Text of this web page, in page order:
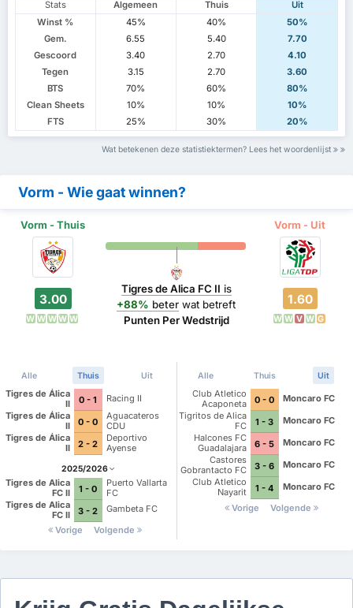
Stats Algemeen Thuis
Uit
Winst %
45% 40%
50%
Gem.
6.55 5.40
7.70
Gescoord
3.40 2.70
4.10
Tegen
3.15 2.70
3.60
BTS
70% 60%
80%
Clean Sheets
10% 10%
10%
FTS
25% 30% 20%
Wat betekenen deze statistiektermen? Lees het woordenlijst
Vorm - Wie gaat winnen?
Vorm - Thuis Vorm - Uit
3.00
W W W W W
Tigres de Alica FC II is
+88% beter wat betreft
Punten Per Wedstrijd
1.60
W W V W G
Alle Thuis Uit
Tigres de Álica
II
0 - 1
Racing II
Tigres de Álica
II
0 - 0
Aguacateros
CDU
Tigres de Álica
II
2 - 2
Deportivo
Ayense
2025/2026
Tigres de Alica
FC II
1 - 0
Puerto Vallarta
FC
Tigres de Alica
FC II
3 - 2
Gambeta FC
Vorige
Volgende
Alle Thuis Uit
Club Atletico
Acaponeta
0 - 0
Moncaro FC
Tigritos de Alica
FC
1 - 3
Moncaro FC
Halcones FC
Guadalajara
6 - 5
Moncaro FC
Castores
Gobrantacto FC
3 - 6
Moncaro FC
Club Atletico
Nayarit
1 - 4
Moncaro FC
Vorige
Volgende